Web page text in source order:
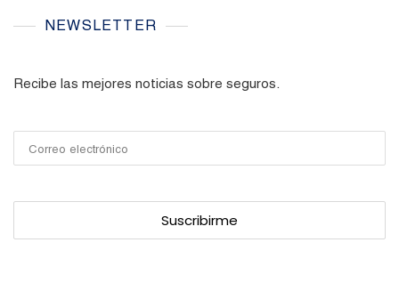
NEWSLETTER
Recibe las mejores noticias sobre seguros.